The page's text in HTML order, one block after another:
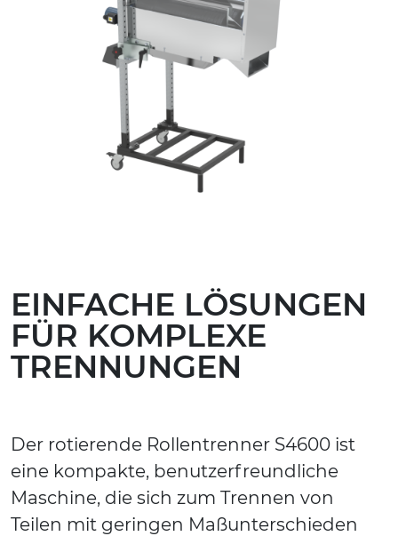
EINFACHE LÖSUNGEN
FÜR KOMPLEXE
TRENNUNGEN
Der rotierende Rollentrenner S4600 ist
eine kompakte, benutzerfreundliche
Maschine, die sich zum Trennen von
Teilen mit geringen Maßunterschieden